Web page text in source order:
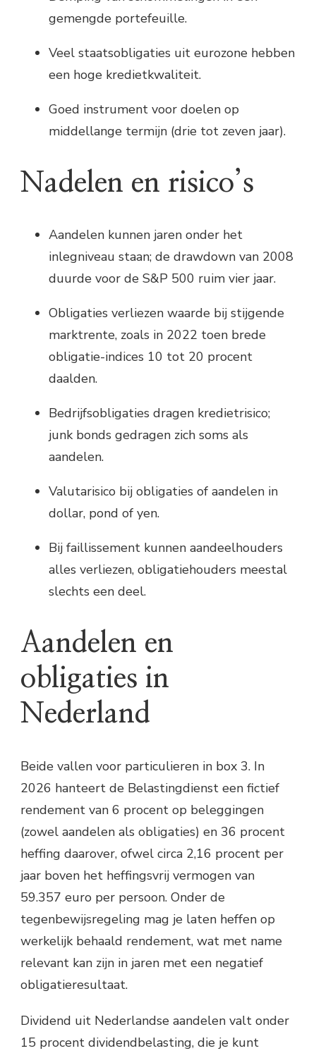
gemengde portefeuille.
Veel staatsobligaties uit eurozone hebben
een hoge kredietkwaliteit.
Goed instrument voor doelen op
middellange termijn (drie tot zeven jaar).
Nadelen en risico’s
Aandelen kunnen jaren onder het
inlegniveau staan; de drawdown van 2008
duurde voor de S&P 500 ruim vier jaar.
Obligaties verliezen waarde bij stijgende
marktrente, zoals in 2022 toen brede
obligatie-indices 10 tot 20 procent
daalden.
Bedrijfsobligaties dragen kredietrisico;
junk bonds gedragen zich soms als
aandelen.
Valutarisico bij obligaties of aandelen in
dollar, pond of yen.
Bij faillissement kunnen aandeelhouders
alles verliezen, obligatiehouders meestal
slechts een deel.
Aandelen en
obligaties in
Nederland
Beide vallen voor particulieren in box 3. In
2026 hanteert de Belastingdienst een fictief
rendement van 6 procent op beleggingen
(zowel aandelen als obligaties) en 36 procent
heffing daarover, ofwel circa 2,16 procent per
jaar boven het heffingsvrij vermogen van
59.357 euro per persoon. Onder de
tegenbewijsregeling mag je laten heffen op
werkelijk behaald rendement, wat met name
relevant kan zijn in jaren met een negatief
obligatieresultaat.
Dividend uit Nederlandse aandelen valt onder
15 procent dividendbelasting, die je kunt